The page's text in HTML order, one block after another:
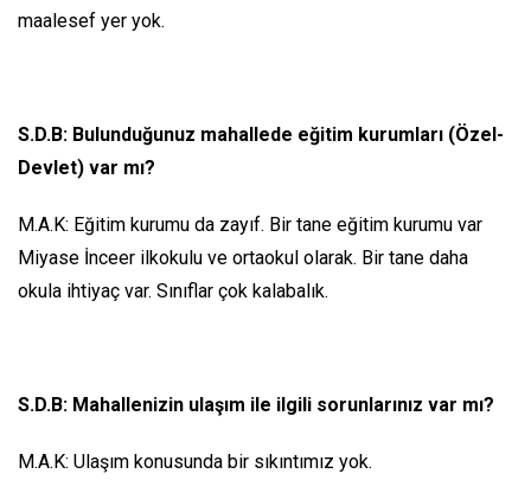
maalesef yer yok.
S.D.B: Bulunduğunuz mahallede eğitim kurumları (Özel-
Devlet) var mı?
M.A.K: Eğitim kurumu da zayıf. Bir tane eğitim kurumu var
Miyase İnceer ilkokulu ve ortaokul olarak. Bir tane daha
okula ihtiyaç var. Sınıflar çok kalabalık.
S.D.B: Mahallenizin ulaşım ile ilgili sorunlarınız var mı?
M.A.K: Ulaşım konusunda bir sıkıntımız yok.